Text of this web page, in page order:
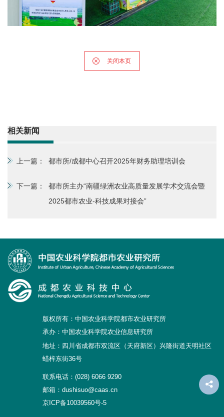
关闭本页
相关新闻
上一篇： 都市所/成都中心召开2025年财务助理培训会
下一篇：
都市所主办“南疆绿洲农业高质量发展学术交流会暨
2025都市农业-科技成果对接会”
版权所有：中国农业科学院都市农业研究所
承办：中国农业科学院农业信息研究所
地址：四川省成都市双流区（天府新区）兴隆街道天明社区
蜡梓东街36号
联系电话：(028) 6066 9290
邮箱：dushisuo@caas.cn
京ICP备10039560号-5